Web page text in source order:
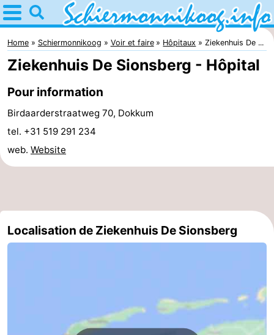
Home
Schiermonnikoog
Astuces
Avec
enfants
national
îles
Wadden
des
Passer
Home Schiermonnikoog Voir et faire Hôpitaux Ziekenhuis De ...
Ziekenhuis De Sionsberg - Hôpital
Pour information
Birdaarderstraatweg 70, Dokkum
tel. +31 519 291 234
web. Website
Localisation de Ziekenhuis De Sionsberg